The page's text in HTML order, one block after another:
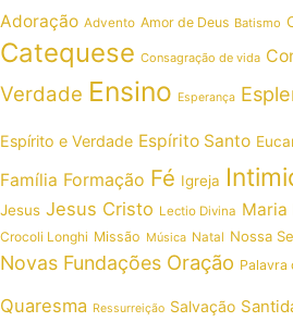
Adoração Advento Amor de Deus Batismo
Catequese Consagração de vida
Verdade Ensino Esperança
Espírito e Verdade Espírito Santo
Família Formação Fé Igreja
Jesus Jesus Cristo Lectio Divina Maria
Crocoli Longhi Missão Música Natal Nossa
Novas Fundações Oração Palavra
Quaresma Ressurreição Salvação